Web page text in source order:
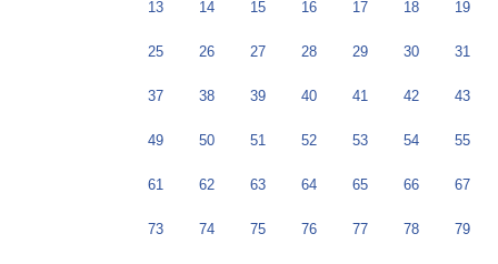
13 14 15 16 17 18 19
25 26 27 28 29 30 31
37 38 39 40 41 42 43
49 50 51 52 53 54 55
61 62 63 64 65 66 67
73 74 75 76 77 78 79